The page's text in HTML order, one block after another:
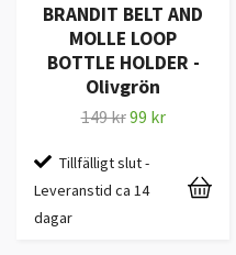
BRANDIT BELT AND
MOLLE LOOP
BOTTLE HOLDER -
Olivgrön
149 kr99 kr
Tillfälligt slut -
Leveranstid ca 14
dagar